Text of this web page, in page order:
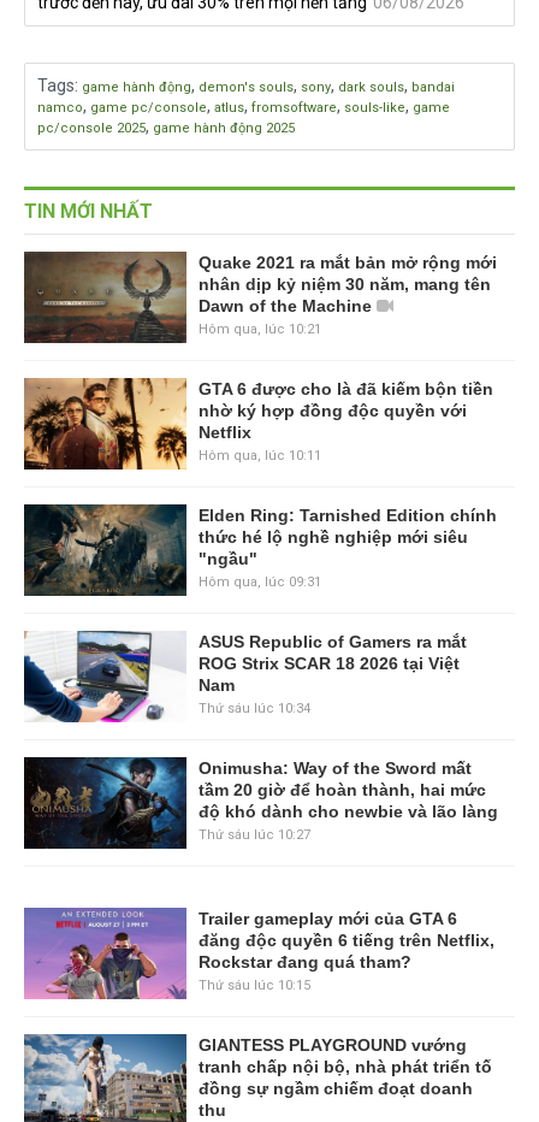
Tags: game hành động, demon's souls, sony, dark souls, bandai
namco, game pc/console, atlus, fromsoftware, souls-like, game
pc/console 2025, game hành động 2025
TIN MỚI NHẤT
Quake 2021 ra mắt bản mở rộng mới
nhân dịp kỷ niệm 30 năm, mang tên
Dawn of the Machine
Hôm qua, lúc 10:21
GTA 6 được cho là đã kiếm bộn tiền
nhờ ký hợp đồng độc quyền với
Netflix
Hôm qua, lúc 10:11
Elden Ring: Tarnished Edition chính
thức hé lộ nghề nghiệp mới siêu
"ngầu"
Hôm qua, lúc 09:31
ASUS Republic of Gamers ra mắt
ROG Strix SCAR 18 2026 tại Việt
Nam
Thứ sáu lúc 10:34
Onimusha: Way of the Sword mất
tầm 20 giờ để hoàn thành, hai mức
độ khó dành cho newbie và lão làng
Thứ sáu lúc 10:27
Trailer gameplay mới của GTA 6
đăng độc quyền 6 tiếng trên Netflix,
Rockstar đang quá tham?
Thứ sáu lúc 10:15
GIANTESS PLAYGROUND vướng
tranh chấp nội bộ, nhà phát triển tố
đồng sự ngầm chiếm đoạt doanh
thu